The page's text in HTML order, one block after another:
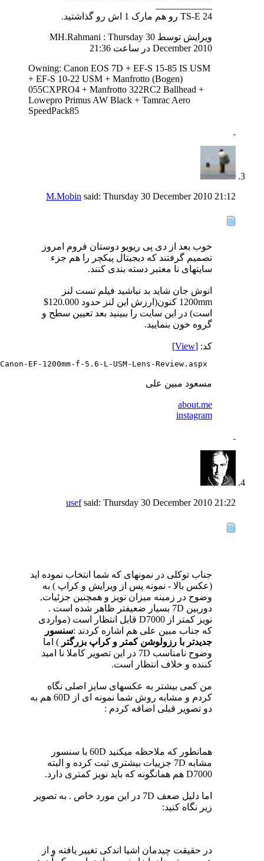
TS-E 24 رو هم مارک 1 اش رو گذاشتید.
ویرایش توسط MH.Rahmani : Thursday 30
December 2010 در ساعت
21:36
Owning: Canon EOS 7D + EF-S 15-85 IS USM
+ EF-S 10-22 USM + Manfrotto (Bogen)
055CXPRO4 + Manfrotto 322RC2 Ballhead +
Lowepro Primus AW Black + Tamrac Aero
SpeedPack85
M.Mobin said: Thursday 30 December 2010 21:12
خوب بعد از دی پی ریویو دوستان فروم امروز
تصمیم گرفتند که دیجیتال پیکچر را هم جزء
سایتهای نا معتبر دسته بندی کنند.
انوش جان شاید بد نباشید فیلم تست لنز
1200mm کنون(ارزش این لنز حدود 120.000$
است) در این سایت را ببینید بعد تعیین سطح و
گروه خون بنمایید.
کد: [View
]
مسعود مبین علی
about.me
instagram
usefsaid: Thursday 30 December 2010 21:22
جناب توکلی در نمونهای که شما انتخاب نموده اید
(عکس بالا - نمونه پس از ویرایش و کراپ ) به
وضوح در زمینه میزان نویز و همچنین جزئیات,
دوربین 7D بسیار ضعیفتر ظاهر شده است .
نویز کمتر از D7000 قابل انتظار است (مواردی
که جناب مبین علی هم اشاره کردند :سنسور
جدیدتر با رزولوشن کمتر و کراپ بزرگتر ) اما
وضوح نامناسب 7D در این تصویر کاملا نا امید
کننده و خلاف انتظار است.
من کمی بیشتر به عکسهای سایز اصلی نگاه
کردم و مشابه روش شما نمونه ای از 60D هم به
دو تصویر قبلی اضافه کردم :
همانطور که ملاحظه میکنید 60D با سنسور
مشابه 7D جزییات بیشتری ثبت کرده و البته
D7000 هم همانگونه که باید نویز کمتری دارد.
اما دلیل ضعف 7D در این مورد خاص . به تصویر
زیر نگاه کنید:
در حقیقت چیدمان اشیا اندکی تغییر یافته و از